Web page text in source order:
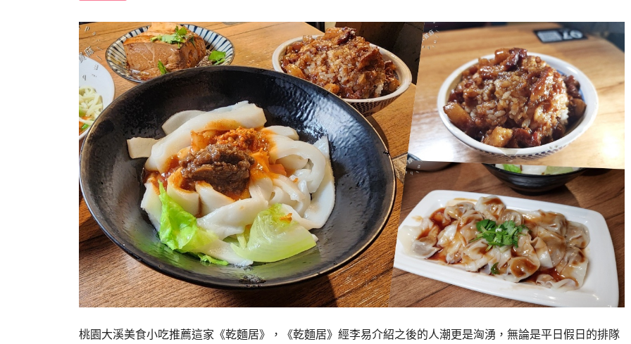
桃園大溪美食小吃推薦這家《乾麵居》，《乾麵居》經李易介紹之後的人潮更是洶湧，無論是平日假日的排隊